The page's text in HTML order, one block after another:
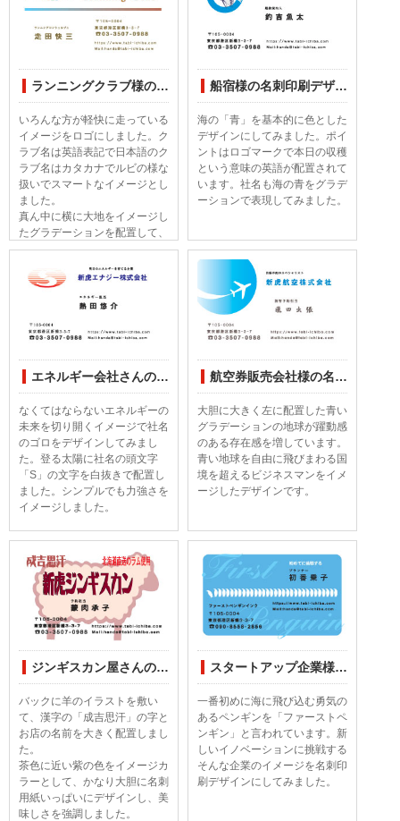
ランニングクラブ様の名刺印刷デザインしてみました
いろんな方が軽快に走っている
イメージをロゴにしました。ク
ラブ名は英語表記で日本語のク
ラブ名はカタカナでルビの様な
扱いでスマートなイメージとし
ました。
真ん中に横に大地をイメージし
たグラデーションを配置して、
全体的に締まったイメージと大
地が延々と続くイメージです。
船宿様の名刺印刷デザインしてみました。
海の「青」を基本的に色とした
デザインにしてみました。ポイ
ントはロゴマークで本日の収穫
という意味の英語が配置されて
います。社名も海の青をグラデ
ーションで表現してみました。
エネルギー会社さんの名刺印刷デザインしてみました
なくてはならないエネルギーの
未来を切り開くイメージで社名
のゴロをデザインしてみまし
た。登る太陽に社名の頭文字
「S」の文字を白抜きで配置し
ました。シンプルでも力強さを
イメージしました。
航空券販売会社様の名刺印刷デザインしてみました
大胆に大きく左に配置した青い
グラデーションの地球が躍動感
のある存在感を増しています。
青い地球を自由に飛びまわる国
境を超えるビジネスマンをイメ
ージしたデザインです。
ジンギスカン屋さんの名刺印刷デザインしてみました
バックに羊のイラストを敷い
て、漢字の「成吉思汗」の字と
お店の名前を大きく配置しまし
た。
茶色に近い紫の色をイメージカ
ラーとして、かなり大胆に名刺
用紙いっぱいにデザインし、美
味しさを強調しました。
スタートアップ企業様の名刺印刷デザインしてみました
一番初めに海に飛び込む勇気の
あるペンギンを「ファーストペ
ンギン」と言われています。新
しいイノベーションに挑戦する
そんな企業のイメージを名刺印
刷デザインにしてみました。